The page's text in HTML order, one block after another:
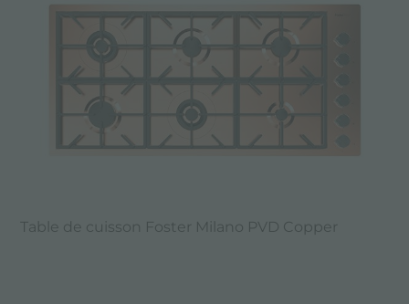
Table de cuisson Foster Milano PVD Copper